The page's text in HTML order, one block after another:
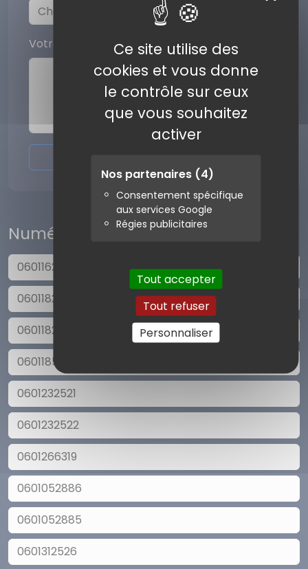
Ce site utilise des
cookies et vous donne
le contrôle sur ceux
que vous souhaitez
activer
Nos partenaires (4)
Consentement spécifique
aux services Google
Régies publicitaires
Tout accepter
Tout refuser
Personnaliser
Votre commentaire
Numéros similaires
0601162233
0601182845
0601182846
0601185457
0601232521
0601232522
0601266319
0601052886
0601052885
0601312526